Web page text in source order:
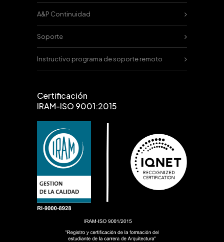
A&P Continuidad
Soporte
Instructivo programa de soporte remoto
Certificación
IRAM-ISO 9001:2015